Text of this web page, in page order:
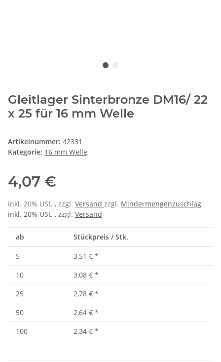
Gleitlager Sinterbronze DM16/ 22
x 25 für 16 mm Welle
Artikelnummer: 42331
Kategorie: 16 mm Welle
4,07 €
inkl. 20% USt. , zzgl. Versand zzgl. Mindermengenzuschlag
inkl. 20% USt. , zzgl. Versand
ab Stückpreis / Stk.
5 3,51 € *
10
3,08 € *
25
2,78 € *
50
2,64 € *
100
2,34 € *